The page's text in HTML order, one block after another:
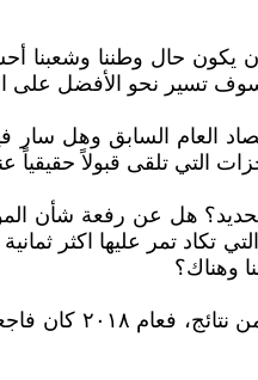
أن يكون حال وطننا
تسير نحو الأفضل على
لحصاد العام السابق
التي تلقى قبولاً حقيقياً
هل عن رفعة شأن
تكاد تمر عليها اكثر
وهناك؟
لعله أكثر